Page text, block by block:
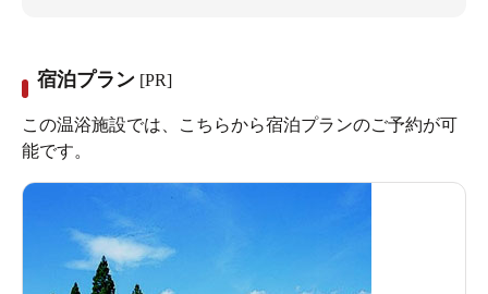
宿泊プラン [PR]
この温浴施設では、こちらから宿泊プランのご予約が可
能です。